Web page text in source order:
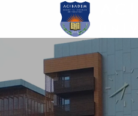
atla